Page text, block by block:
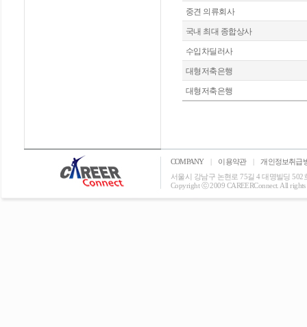
중견 의류회사
국내 최대 종합상사
수입차딜러사
대형저축은행
대형저축은행
COMPANY | 이용약관 |
개인정보취급
서울시 강남구 논현로 75길 4 대명빌딩 502
Copyright ⓒ 2009 CAREERConnect. All rights